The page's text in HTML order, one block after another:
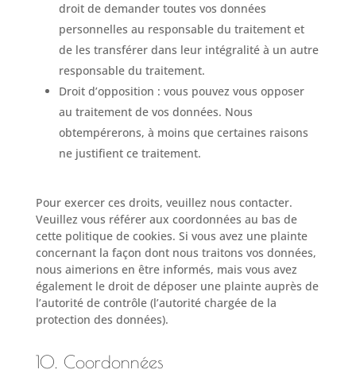
droit de demander toutes vos données
personnelles au responsable du traitement et
de les transférer dans leur intégralité à un autre
responsable du traitement.
Droit d’opposition : vous pouvez vous opposer
au traitement de vos données. Nous
obtempérerons, à moins que certaines raisons
ne justifient ce traitement.
Pour exercer ces droits, veuillez nous contacter.
Veuillez vous référer aux coordonnées au bas de
cette politique de cookies. Si vous avez une plainte
concernant la façon dont nous traitons vos données,
nous aimerions en être informés, mais vous avez
également le droit de déposer une plainte auprès de
l’autorité de contrôle (l’autorité chargée de la
protection des données).
10. Coordonnées